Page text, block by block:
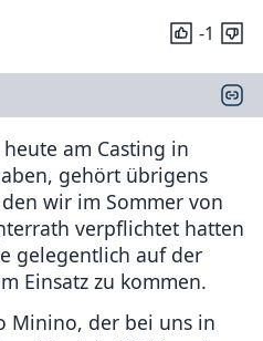
-1
am Casting in
gehört übrigens
wir im Sommer von
verpflichtet hatten
gelegentlich auf der
Einsatz zu kommen.
Minino, der bei uns in